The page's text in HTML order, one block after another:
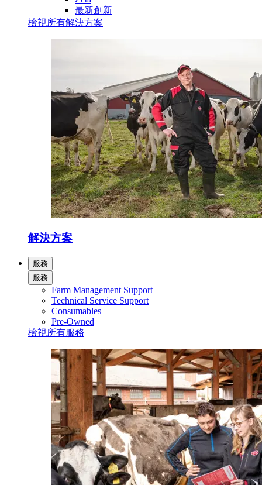
最新創新
檢視所有解決方案
解決方案
服務
服務
Farm Management Support
Technical Service Support
Consumables
Pre-Owned
檢視所有服務